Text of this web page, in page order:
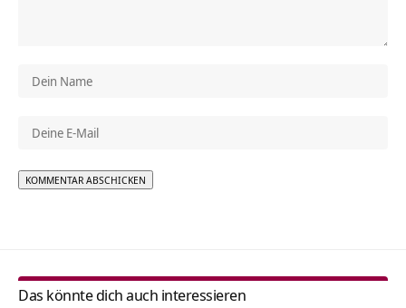
Das könnte dich auch interessieren